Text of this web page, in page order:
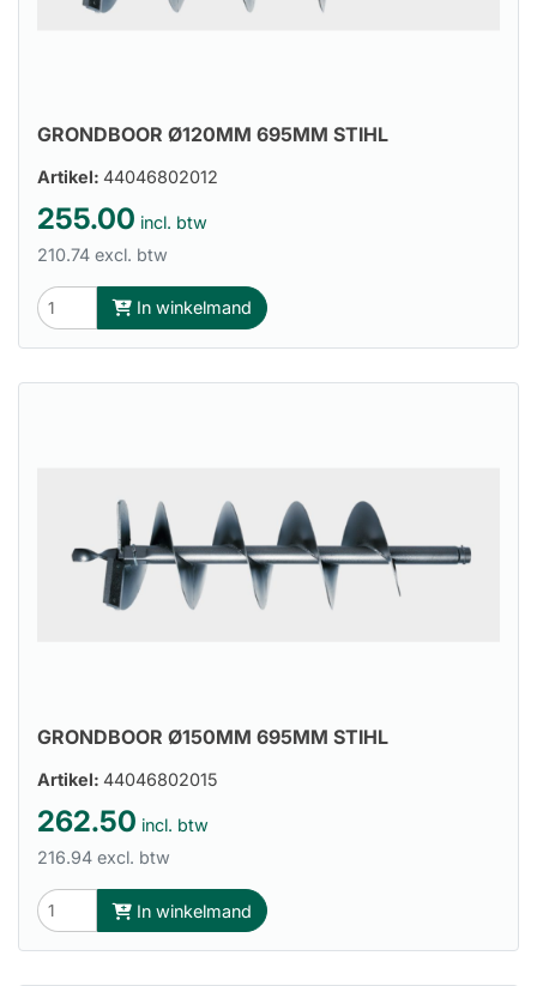
GRONDBOOR Ø120MM 695MM STIHL
Artikel: 44046802012
255.00 incl. btw
210.74 excl. btw
In winkelmand
GRONDBOOR Ø150MM 695MM STIHL
Artikel: 44046802015
262.50 incl. btw
216.94 excl. btw
In winkelmand